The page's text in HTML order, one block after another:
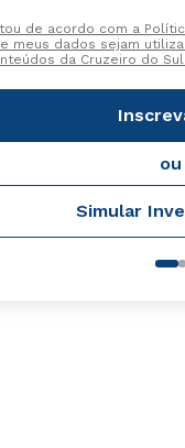
de acordo com a
meus dados sejam
da Cruzeiro do Sul.
ou
Simular